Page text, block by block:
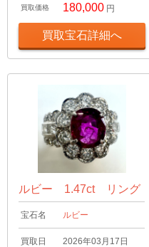
買取価格 180,000 円
買取宝石詳細へ
ルビー 1.47ct リング
宝石名 ルビー
買取日 2026年03月17日